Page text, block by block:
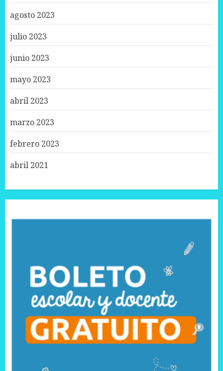
agosto 2023
julio 2023
junio 2023
mayo 2023
abril 2023
marzo 2023
febrero 2023
abril 2021